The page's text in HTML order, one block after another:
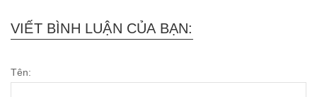
VIẾT BÌNH LUẬN CỦA BẠN:
Tên: